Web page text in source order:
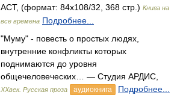
АСТ, (формат: 84x108/32, 368 стр.) Книга на
все времена Подробнее...
"Муму" - повесть о простых людях,
внутренние конфликты которых
поднимаются до уровня
общечеловеческих… — Студия АРДИС,
XXвек. Русская проза аудиокнига
Подробнее...